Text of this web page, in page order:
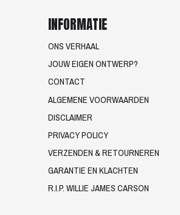
INFORMATIE
ONS VERHAAL
JOUW EIGEN ONTWERP?
CONTACT
ALGEMENE VOORWAARDEN
DISCLAIMER
PRIVACY POLICY
VERZENDEN & RETOURNEREN
GARANTIE EN KLACHTEN
R.I.P. WILLIE JAMES CARSON